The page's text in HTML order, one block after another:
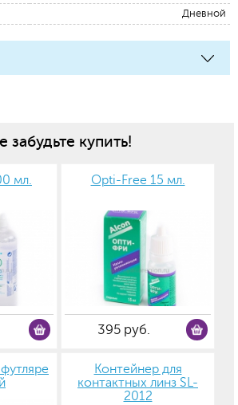
Дневной
забудьте купить!
мл. Opti-Free 15 мл.
395 руб.
Контейнер для
контактных линз SL-
2012